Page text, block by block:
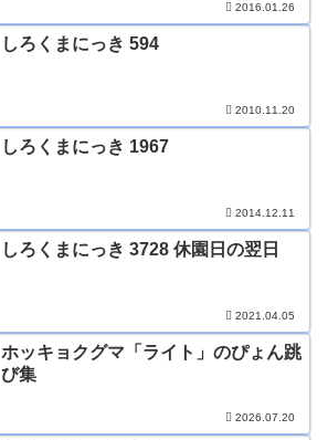
2016.01.26
しろくまにっき 594
2010.11.20
しろくまにっき 1967
2014.12.11
しろくまにっき 3728 休園日の翌日
2021.04.05
ホッキョクグマ「ライト」のぴょん跳
び集
2026.07.20